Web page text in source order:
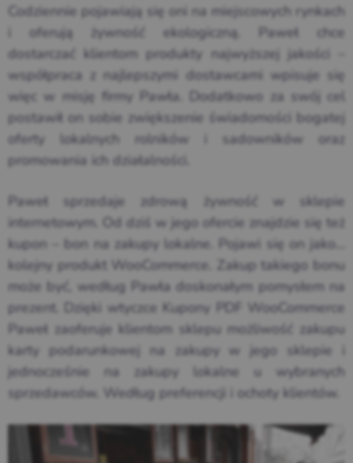
Codziennie pojawiają się oni na miejscowych rynkach
i oferują żywność ekologiczną. Paweł chce
dostarczać klientom produkty najwyższej jakości –
współpraca z najlepszymi dostawcami wpisuje się
więc w misję firmy Pawła. Dodatkowo za swój cel
postawił on sobie zwiększenie świadomości bogatej
oferty lokalnych rolników i sadowników oraz
promowania ich działalności.
Paweł sprzedaje zdrową żywność w sklepie
internetowym. Od dziś w jego ofercie znajdzie się też
kupon – bon na zakupy lokalne. Pojawi się on jako…
kolejny produkt WooCommerce. Zakup takiego bonu
może być, według Pawła doskonałym pomysłem na
prezent. Dzięki wtyczce Kupony PDF WooCommerce
Paweł zaoferuje klientom sklepu możliwość zakupu
karty podarunkowej na zakupy w jego sklepie i
jednocześnie na zakupy lokalne u wybranych
sprzedawców. Według preferencji i ochoty klientów.